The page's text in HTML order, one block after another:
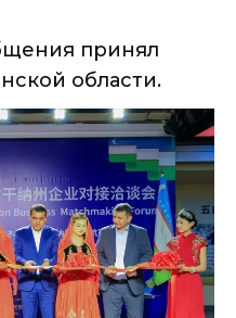
принял
области.